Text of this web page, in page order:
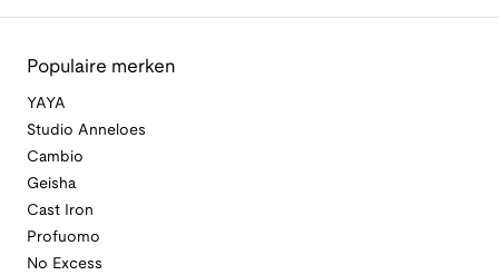
Populaire merken
YAYA
Studio Anneloes
Cambio
Geisha
Cast Iron
Profuomo
No Excess